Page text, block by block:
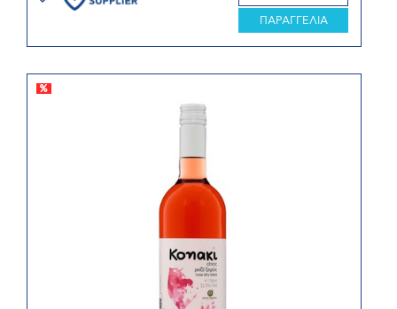
ΠΑΡΑΓΓΕΛΙΑ